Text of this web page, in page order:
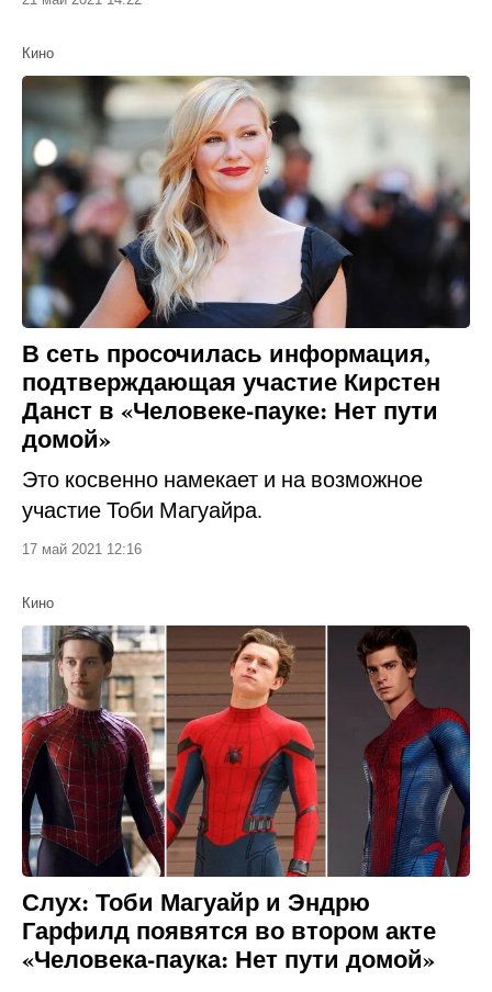
Кино
В сеть просочилась информация,
подтверждающая участие Кирстен
Данст в «Человеке-пауке: Нет пути
домой»
Это косвенно намекает и на возможное
участие Тоби Магуайра.
17 май 2021 12:16
Кино
Слух: Тоби Магуайр и Эндрю
Гарфилд появятся во втором акте
«Человека-паука: Нет пути домой»